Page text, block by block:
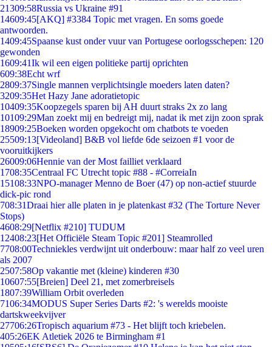
21309:58Russia vs Ukraine #91
14609:45[AKQ] #3384 Topic met vragen. En soms goede
antwoorden.
1409:45Spaanse kust onder vuur van Portugese oorlogsschepen: 120
gewonden
1609:41Ik wil een eigen politieke partij oprichten
609:38Echt wrf
2809:37Single mannen verplichtsingle moeders laten daten?
3209:35Het Hazy Jane adoratietopic
10409:35Koopzegels sparen bij AH duurt straks 2x zo lang
10109:29Man zoekt mij en bedreigt mij, nadat ik met zijn zoon sprak
18909:25Boeken worden opgekocht om chatbots te voeden
25509:13[Videoland] B&B vol liefde 6de seizoen #1 voor de
vooruitkijkers
26009:06Hennie van der Most failliet verklaard
1708:35Centraal FC Utrecht topic #88 - #CorreiaIn
15108:33NPO-manager Menno de Boer (47) op non-actief stuurde
dick-pic rond
708:31Draai hier alle platen in je platenkast #32 (The Torture Never
Stops)
4608:29[Netflix #210] TUDUM
12408:23[Het Officiële Steam Topic #201] Steamrolled
7708:00Techniekles verdwijnt uit onderbouw: maar half zo veel uren
als 2007
2507:58Op vakantie met (kleine) kinderen #30
10607:55[Breien] Deel 21, met zomerbreisels
1807:39William Orbit overleden
7106:34MODUS Super Series Darts #2: 's werelds mooiste
dartskweekvijver
27706:26Tropisch aquarium #73 - Het blijft toch kriebelen.
405:26EK Atletiek 2026 te Birmingham #1